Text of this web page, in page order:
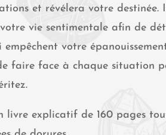
et révélera votre destinée.
vie sentimentale afin de
votre
faire face à chaque situation
livre explicatif de 160 pages